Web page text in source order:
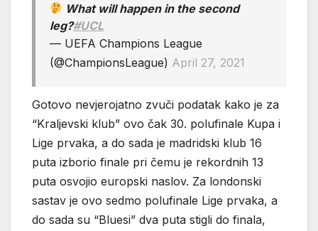
What will happen in the second
leg?#UCL
— UEFA Champions League
(@ChampionsLeague) April 27, 2021
Gotovo nevjerojatno zvuči podatak kako je za
“Kraljevski klub” ovo čak 30. polufinale Kupa i
Lige prvaka, a do sada je madridski klub 16
puta izborio finale pri čemu je rekordnih 13
puta osvojio europski naslov. Za londonski
sastav je ovo sedmo polufinale Lige prvaka, a
do sada su “Bluesi” dva puta stigli do finala,